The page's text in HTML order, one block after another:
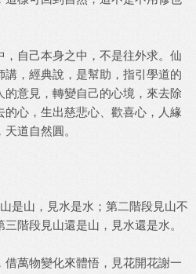
，自己本身之中，不是往外求。仙
講，經典說，是幫助，指引學道的
的意見，轉變自己的心境，來去除
的心，生出慈悲心、歡喜心，人緣
道自然圓。
是山，見水是水；第二階段見山不
階段見山還是山，見水還是水。
借萬物變化來體悟，見花開花謝一